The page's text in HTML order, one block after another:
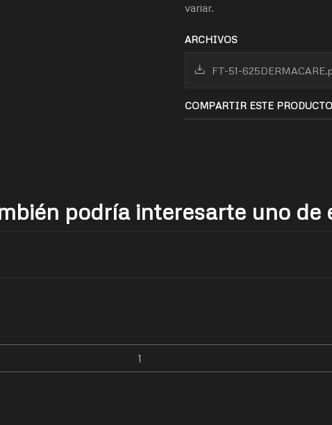
variar.
ARCHIVOS
FT-51-
COMPARTIR ESTE PRODUCTO
podría interesarte uno de